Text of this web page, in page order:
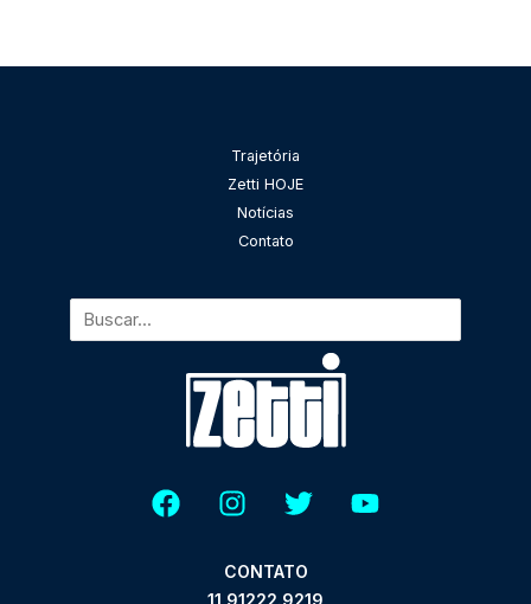
Trajetória
Zetti HOJE
Notícias
Contato
Pesquisar
CONTATO